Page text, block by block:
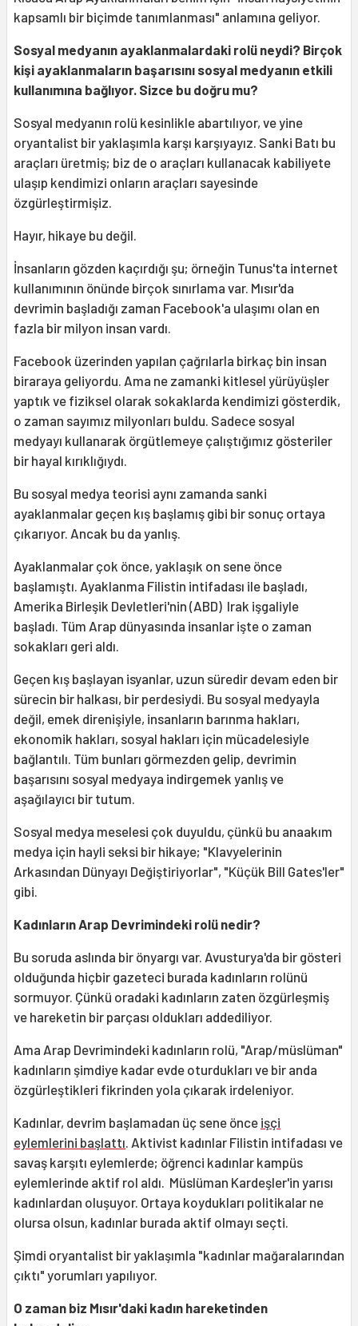
kapsamlı bir biçimde tanımlanması" anlamına geliyor.
Sosyal medyanın ayaklanmalardaki rolü neydi? Birçok
kişi ayaklanmaların başarısını sosyal medyanın etkili
kullanımına bağlıyor. Sizce bu doğru mu?
Sosyal medyanın rolü kesinlikle abartılıyor, ve yine
oryantalist bir yaklaşımla karşı karşıyayız. Sanki Batı bu
araçları üretmiş; biz de o araçları kullanacak kabiliyete
ulaşıp kendimizi onların araçları sayesinde
özgürleştirmişiz.
Hayır, hikaye bu değil.
İnsanların gözden kaçırdığı şu; örneğin Tunus'ta internet
kullanımının önünde birçok sınırlama var. Mısır'da
devrimin başladığı zaman Facebook'a ulaşımı olan en
fazla bir milyon insan vardı.
Facebook üzerinden yapılan çağrılarla birkaç bin insan
biraraya geliyordu. Ama ne zamanki kitlesel yürüyüşler
yaptık ve fiziksel olarak sokaklarda kendimizi gösterdik,
o zaman sayımız milyonları buldu. Sadece sosyal
medyayı kullanarak örgütlemeye çalıştığımız gösteriler
bir hayal kırıklığıydı.
Bu sosyal medya teorisi aynı zamanda sanki
ayaklanmalar geçen kış başlamış gibi bir sonuç ortaya
çıkarıyor. Ancak bu da yanlış.
Ayaklanmalar çok önce, yaklaşık on sene önce
başlamıştı. Ayaklanma Filistin intifadası ile başladı,
Amerika Birleşik Devletleri'nin (ABD) Irak işgaliyle
başladı. Tüm Arap dünyasında insanlar işte o zaman
sokakları geri aldı.
Geçen kış başlayan isyanlar, uzun süredir devam eden bir
sürecin bir halkası, bir perdesiydi. Bu sosyal medyayla
değil, emek direnişiyle, insanların barınma hakları,
ekonomik hakları, sosyal hakları için mücadelesiyle
bağlantılı. Tüm bunları görmezden gelip, devrimin
başarısını sosyal medyaya indirgemek yanlış ve
aşağılayıcı bir tutum.
Sosyal medya meselesi çok duyuldu, çünkü bu anaakım
medya için hayli seksi bir hikaye; "Klavyelerinin
Arkasından Dünyayı Değiştiriyorlar", "Küçük Bill Gates'ler"
gibi.
Kadınların Arap Devrimindeki rolü nedir?
Bu soruda aslında bir önyargı var. Avusturya'da bir gösteri
olduğunda hiçbir gazeteci burada kadınların rolünü
sormuyor. Çünkü oradaki kadınların zaten özgürleşmiş
ve hareketin bir parçası oldukları addediliyor.
Ama Arap Devrimindeki kadınların rolü, "Arap/müslüman"
kadınların şimdiye kadar evde oturdukları ve bir anda
özgürleştikleri fikrinden yola çıkarak irdeleniyor.
Kadınlar, devrim başlamadan üç sene önce işçi
eylemlerini başlattı. Aktivist kadınlar Filistin intifadası ve
savaş karşıtı eylemlerde; öğrenci kadınlar kampüs
eylemlerinde aktif rol aldı. Müslüman Kardeşler'in yarısı
kadınlardan oluşuyor. Ortaya koydukları politikalar ne
olursa olsun, kadınlar burada aktif olmayı seçti.
Şimdi oryantalist bir yaklaşımla "kadınlar mağaralarından
çıktı" yorumları yapılıyor.
O zaman biz Mısır'daki kadın hareketinden